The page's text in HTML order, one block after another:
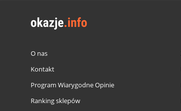
O nas
Kontakt
Program Wiarygodne Opinie
Ranking sklepów